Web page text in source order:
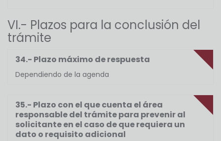
VI.- Plazos para la conclusión del
trámite
34.- Plazo máximo de respuesta
Dependiendo de la agenda
35.- Plazo con el que cuenta el área
responsable del trámite para prevenir al
solicitante en el caso de que requiera un
dato o requisito adicional